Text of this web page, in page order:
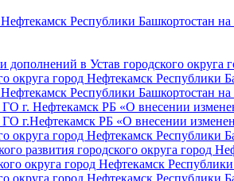
Республики Башкортостан
в Устав городского округа
город Нефтекамск Республики
Республики Башкортостан
г. Нефтекамск РБ «О внесении
г.Нефтекамск РБ «О внесении
город Нефтекамск Республики
развития городского округа город
округа город Нефтекамск
город Нефтекамск Республики